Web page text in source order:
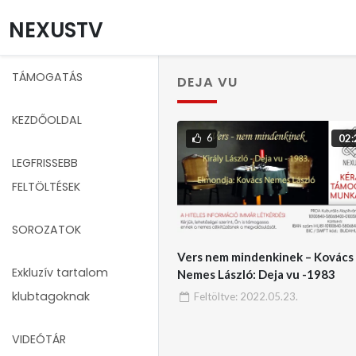
NEXUSTV
TÁMOGATÁS
KEZDŐOLDAL
LEGFRISSEBB
FELTÖLTÉSEK
SOROZATOK
Exkluzív tartalom
klubtagoknak
VIDEÓTÁR
DEJA VU
6
Vers nem mindenkinek – Kovács
Nemes László: Deja vu -1983
Feltöltve: 2022.05.23.